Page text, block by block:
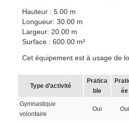
Hauteur : 5.00 m
Longueur: 30.00 m
Largeur: 20.00 m
Surface : 600.00 m²
Cet équipement est à usage de
Type d’activité
Pratica
ble
ée
Gymnastique
volontaire
Oui Oui